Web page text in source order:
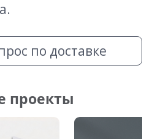
по доставке
проекты